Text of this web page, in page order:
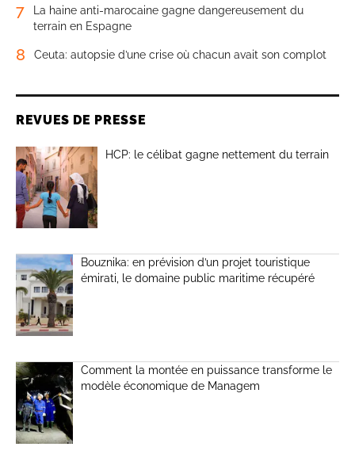
7
La haine anti-marocaine gagne dangereusement du
terrain en Espagne
8 Ceuta: autopsie d’une crise où chacun avait son complot
REVUES DE PRESSE
HCP: le célibat gagne nettement du terrain
Bouznika: en prévision d’un projet touristique
émirati, le domaine public maritime récupéré
Comment la montée en puissance transforme le
modèle économique de Managem